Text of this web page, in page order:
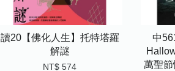
讀20【佛化人生】托特塔羅
解謎
NT$ 574
中
萬聖